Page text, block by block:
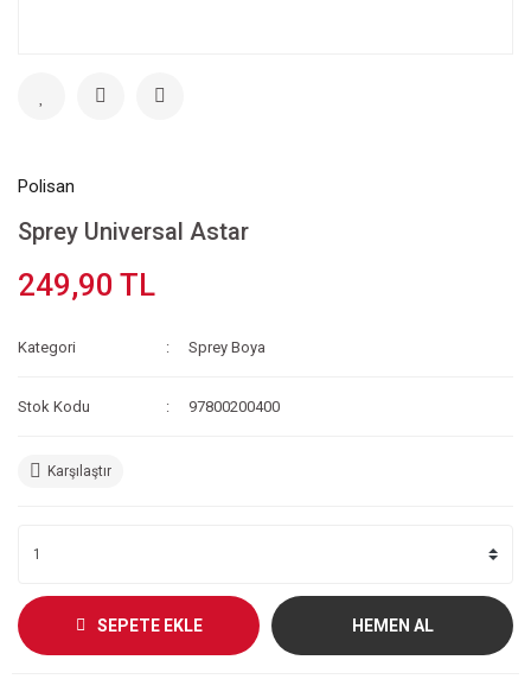
Polisan
Sprey Universal Astar
249,90 TL
Kategori Sprey Boya
Stok Kodu 97800200400
Karşılaştır
SEPETE EKLE HEMEN AL